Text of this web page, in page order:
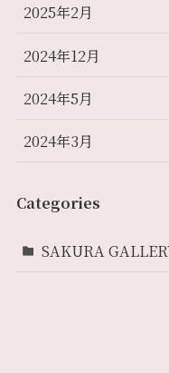
2025年2月
2024年12月
2024年5月
2024年3月
Categories
SAKURA